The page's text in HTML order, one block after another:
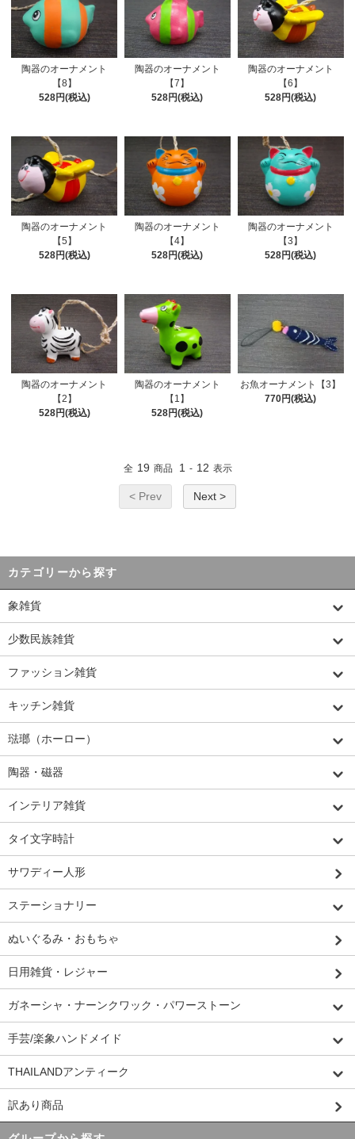
陶器のオーナメント
【8】
528円(税込)
陶器のオーナメント
【7】
528円(税込)
陶器のオーナメント
【6】
528円(税込)
陶器のオーナメント
【5】
528円(税込)
陶器のオーナメント
【4】
528円(税込)
陶器のオーナメント
【3】
528円(税込)
陶器のオーナメント
【2】
528円(税込)
陶器のオーナメント
【1】
528円(税込)
お魚オーナメント【3】
770円(税込)
全 19 商品 1 - 12 表示
< Prev Next >
カテゴリーから探す
象雑貨
少数民族雑貨
ファッション雑貨
キッチン雑貨
琺瑯（ホーロー）
陶器・磁器
インテリア雑貨
タイ文字時計
サワディー人形
ステーショナリー
ぬいぐるみ・おもちゃ
日用雑貨・レジャー
ガネーシャ・ナーンクワック・パワーストーン
手芸/楽象ハンドメイド
THAILANDアンティーク
訳あり商品